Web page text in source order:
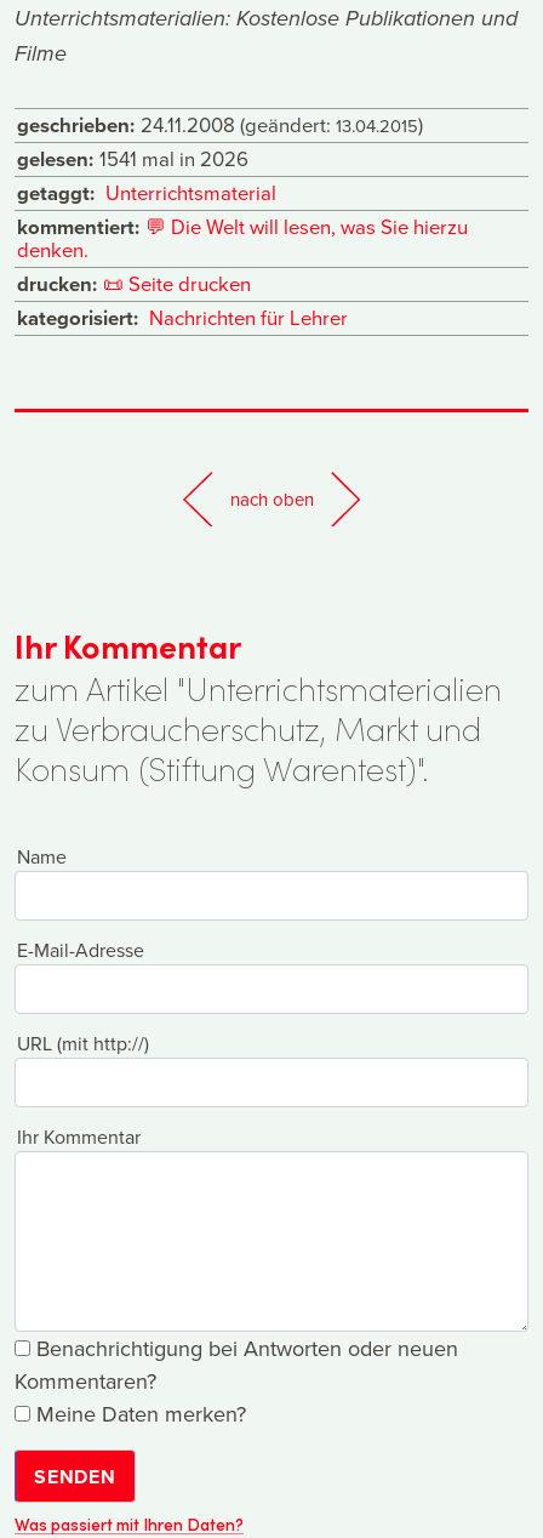
Unterrichtsmaterialien: Kostenlose Publikationen und
Filme
geschrieben: 24.11.2008 (geändert: 13.04.2015)
gelesen: 1541 mal in 2026
getaggt: Unterrichtsmaterial
kommentiert: 💬 Die Welt will lesen, was Sie hierzu
denken.
drucken: 📜 Seite drucken
kategorisiert: Nachrichten für Lehrer
nach oben
Ihr Kommentar
zum Artikel "Unterrichtsmaterialien
zu Verbraucherschutz, Markt und
Konsum (Stiftung Warentest)".
Name
E-Mail-Adresse
URL (mit http://)
Ihr Kommentar
Benachrichtigung bei Antworten oder neuen
Kommentaren?
Meine Daten merken?
SENDEN
Was passiert mit Ihren Daten?